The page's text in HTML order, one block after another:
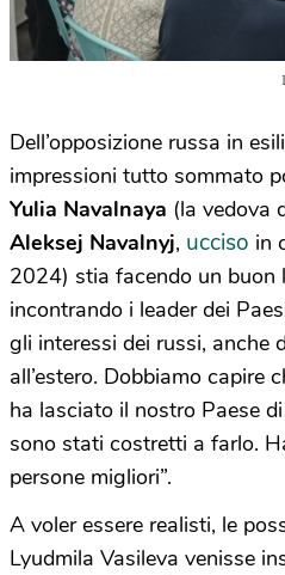
Dell’opposizione russa in
impressioni tutto sommato
Yulia Navalnaya (la vedova
Aleksej Navalnyj, ucciso in
2024) stia facendo un buon
incontrando i leader dei
gli interessi dei russi, anche
all’estero. Dobbiamo capire
ha lasciato il nostro Paese
sono stati costretti a farlo.
persone migliori”.
A voler essere realisti, le
Lyudmila Vasileva venisse